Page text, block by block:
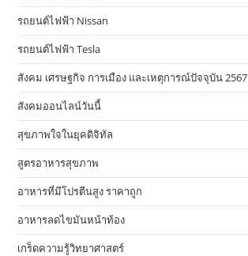
รถยนต์ไฟฟ้า Nissan
รถยนต์ไฟฟ้า Tesla
สังคม เศรษฐกิจ การเมือง และเหตุการณ์ปัจจุบัน 2567
สังคมออนไลน์วันนี้
สุขภาพใจในยุคดิจิทัล
สูตรอาหารสุขภาพ
อาหารที่มีโปรตีนสูง ราคาถูก
อาหารลดไขมันหน้าท้อง
เกร็ดความรู้วิทยาศาสตร์